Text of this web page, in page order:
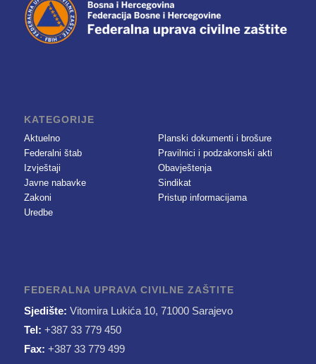
KATEGORIJE
Aktuelno
Federalni štab
Izvještaji
Javne nabavke
Zakoni
Uredbe
Planski dokumenti i brošure
Pravilnici i podzakonski akti
Obavještenja
Sindikat
Pristup informacijama
FEDERALNA UPRAVA CIVILNE ZAŠTITE
Sjedište: Vitomira Lukića 10, 71000 Sarajevo
Tel: +387 33 779 450
Fax: +387 33 779 499